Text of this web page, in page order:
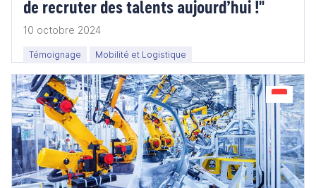
de recruter des talents aujourd’hui !"
10 octobre 2024
Témoignage Mobilité et Logistique